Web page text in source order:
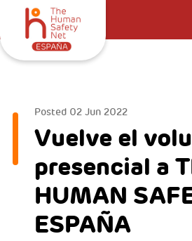
bbb
Posted 02 Jun 2022
Vuelve el
presencial a
HUMAN
ESPAÑA